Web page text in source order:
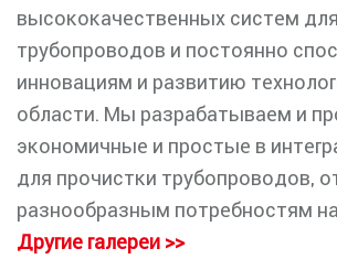
высококачественных систем
трубопроводов и постоянно
инновациям и развитию
области. Мы разрабатываем и
экономичные и простые в
для прочистки трубопроводов,
разнообразным потребностям
Другие галереи >>